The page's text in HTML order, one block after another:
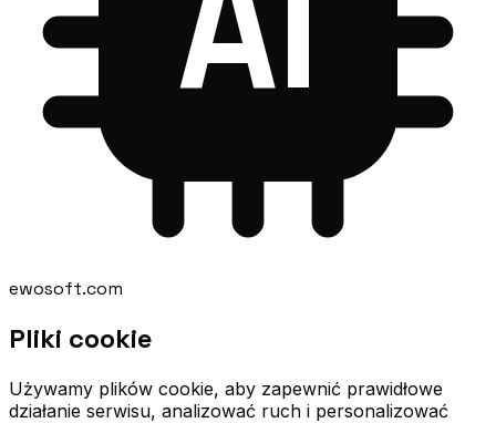
ewosoft.com
Pliki cookie
Używamy plików cookie, aby zapewnić prawidłowe
działanie serwisu, analizować ruch i personalizować